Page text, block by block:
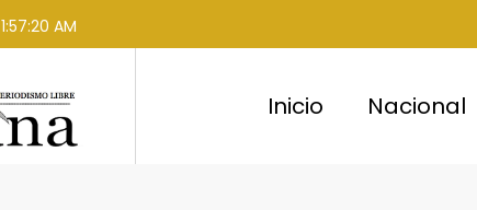
1:57:21 AM
Inicio Nacional